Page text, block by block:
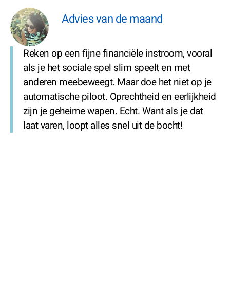
Advies van de maand
Reken op een fijne financiële instroom, vooral
als je het sociale spel slim speelt en met
anderen meebeweegt. Maar doe het niet op je
automatische piloot. Oprechtheid en eerlijkheid
zijn je geheime wapen. Echt. Want als je dat
laat varen, loopt alles snel uit de bocht!